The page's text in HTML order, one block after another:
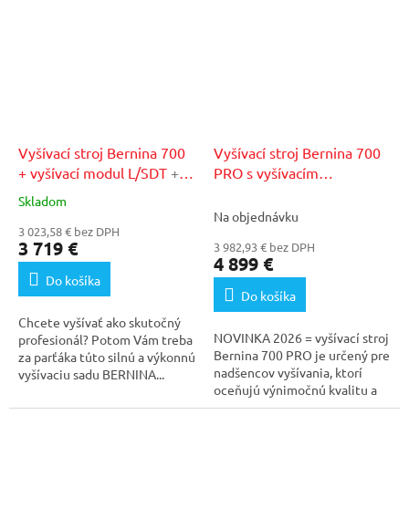
Vyšívací stroj Bernina 700
+ vyšívací modul L/SDT +
75€ zľavový kupón v
našom autorizovanom
servise
Priemerné
produktu
je
4,0
hviezdičiek.
Skladom
3 023,58 € bez DPH
3 719 €
Do košíka
Chcete vyšívať ako skutočný
profesionál? Potom Vám treba
za parťáka túto silnú a výkonnú
vyšívaciu sadu BERNINA...
Vyšívací stroj Bernina 700
PRO s vyšívacím
kupón v našom
Na objednávku
3 982,93 € bez DPH
4 899 €
Do košíka
NOVINKA 2026 = vyšívací stroj
Bernina 700 PRO je určený pre
nadšencov vyšívania, ktorí
oceňujú výnimočnú kvalitu a
presnosť...